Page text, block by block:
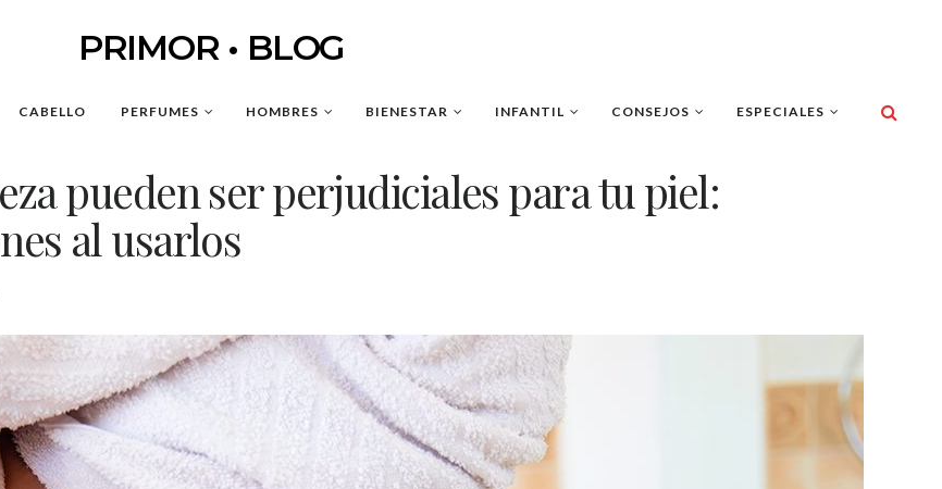
PRIMOR • BLOG
CABELLO PERFUMES HOMBRES BIENESTAR INFANTIL CONSEJOS ESPECIALES
pueden ser perjudiciales para tu piel:
al usarlos